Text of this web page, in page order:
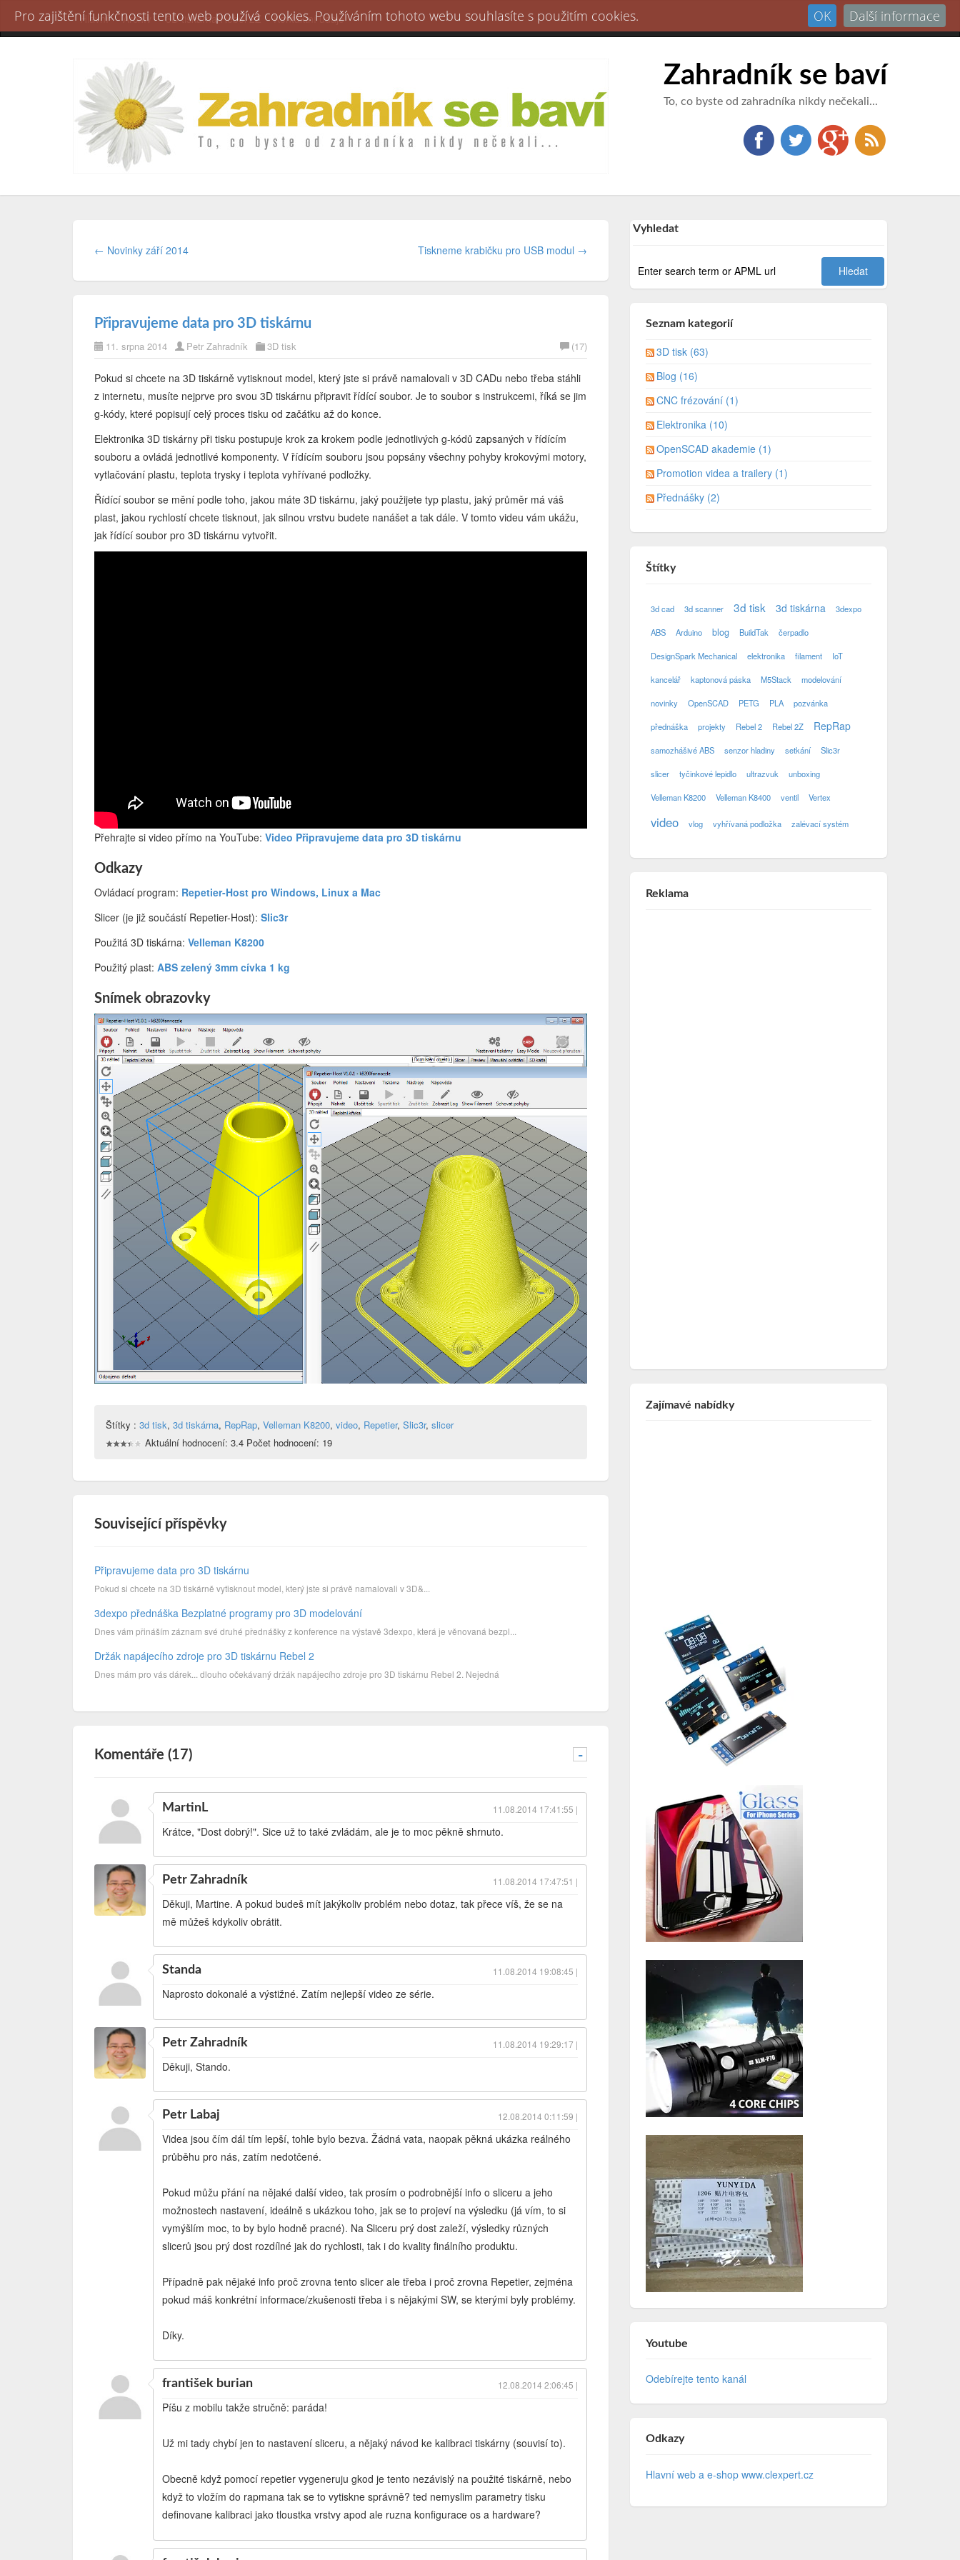
Hlavní Archív 3D tiskárna Rebel 2Z Kontaktní údaje Přihlásit
Zahradník se baví
To, co byste od zahradníka nikdy nečekali...
← Novinky září 2014 Tiskneme krabičku pro USB modul →
Připravujeme data pro 3D tiskárnu
11. srpna 2014 Petr Zahradník 3D tisk (17)
Pokud si chcete na 3D tiskárně vytisknout model, který jste si právě namalovali v 3D CADu nebo třeba stáhli
z internetu, musíte nejprve pro svou 3D tiskárnu připravit řídící soubor. Je to soubor s instrukcemi, říká se jim
g-kódy, které popisují celý proces tisku od začátku až do konce.
Elektronika 3D tiskárny při tisku postupuje krok za krokem podle jednotlivých g-kódů zapsaných v řídícím
souboru a ovládá jednotlivé komponenty. V řídícím souboru jsou popsány všechny pohyby krokovými motory,
vytlačování plastu, teplota trysky i teplota vyhřívané podložky.
Řídící soubor se mění podle toho, jakou máte 3D tiskárnu, jaký použijete typ plastu, jaký průměr má váš
plast, jakou rychlostí chcete tisknout, jak silnou vrstvu budete nanášet a tak dále. V tomto videu vám ukážu,
jak řídící soubor pro 3D tiskárnu vytvořit.
Přehrajte si video přímo na YouTube: Video Připravujeme data pro 3D tiskárnu
Odkazy
Ovládací program: Repetier-Host pro Windows, Linux a Mac
Slicer (je již součástí Repetier-Host): Slic3r
Použitá 3D tiskárna: Velleman K8200
Použitý plast: ABS zelený 3mm cívka 1 kg
Snímek obrazovky
Štítky : 3d tisk, 3d tiskárna, RepRap, Velleman K8200, video, Repetier, Slic3r, slicer
Aktuální hodnocení: 3.4 Počet hodnocení: 19
Související příspěvky
Připravujeme data pro 3D tiskárnu
Pokud si chcete na 3D tiskárně vytisknout model, který jste si právě namalovali v 3D&...
3dexpo přednáška Bezplatné programy pro 3D modelování
Dnes vám přináším záznam své druhé přednášky z konference na výstavě 3dexpo, která je věnovaná bezpl...
Držák napájecího zdroje pro 3D tiskárnu Rebel 2
Dnes mám pro vás dárek... dlouho očekávaný držák napájecího zdroje pro 3D tiskárnu Rebel 2. Nejedná
Komentáře (17) -
MartinL 11.08.2014 17:41:55 |
Krátce, "Dost dobrý!". Sice už to také zvládám, ale je to moc pěkně shrnuto.
Petr Zahradník 11.08.2014 17:47:51 |
Děkuji, Martine. A pokud budeš mít jakýkoliv problém nebo dotaz, tak přece víš, že se na
mě můžeš kdykoliv obrátit.
Standa 11.08.2014 19:08:45 |
Naprosto dokonalé a výstižné. Zatím nejlepší video ze série.
Petr Zahradník 11.08.2014 19:29:17 |
Děkuji, Stando.
Petr Labaj 12.08.2014 0:11:59 |
Videa jsou čím dál tím lepší, tohle bylo bezva. Žádná vata, naopak pěkná ukázka reálného
průběhu pro nás, zatím nedotčené.
Pokud můžu přání na nějaké další video, tak prosím o podrobnější info o sliceru a jeho
možnostech nastavení, ideálně s ukázkou toho, jak se to projeví na výsledku (já vím, to si
vymýšlím moc, to by bylo hodně pracné). Na Sliceru prý dost zaleží, výsledky různých
slicerů jsou prý dost rozdílné jak do rychlosti, tak i do kvality finálního produktu.
Případně pak nějaké info proč zrovna tento slicer ale třeba i proč zrovna Repetier, zejména
pokud máš konkrétní informace/zkušenosti třeba i s nějakými SW, se kterými byly problémy.
Díky.
františek burian 12.08.2014 2:06:45 |
Píšu z mobilu takže stručně: paráda!
Už mi tady chybí jen to nastavení sliceru, a nějaký návod ke kalibraci tiskárny (souvisí to).
Obecně když pomocí repetier vygeneruju gkod je tento nezávislý na použité tiskárně, nebo
když to vložím do rapmana tak se to vytiskne správně? ted nemyslim parametry tisku
definovane kalibraci jako tloustka vrstvy apod ale ruzna konfigurace os a hardware?
Vyhledat
Seznam kategorií
3D tisk (63)
Blog (16)
CNC frézování (1)
Elektronika (10)
OpenSCAD akademie (1)
Promotion videa a trailery (1)
Přednášky (2)
Štítky
3d cad 3d scanner 3d tisk 3d tiskárna 3dexpo
ABS Arduino blog BuildTak čerpadlo
DesignSpark Mechanical elektronika filament IoT
kancelář kaptonová páska M5Stack modelování
novinky OpenSCAD PETG PLA pozvánka
přednáška projekty Rebel 2 Rebel 2Z RepRap
samozhášivé ABS senzor hladiny setkání Slic3r
slicer tyčinkové lepidlo ultrazvuk unboxing
Velleman K8200 Velleman K8400 ventil Vertex
video vlog vyhřívaná podložka zalévací systém
Reklama
Zajímavé nabídky
Youtube
Odebírejte tento kanál
Odkazy
Hlavní web a e-shop www.clexpert.cz
Pro zajištění funkčnosti tento web používá cookies. Používáním tohoto webu souhlasíte s použitím cookies. OK Další informace